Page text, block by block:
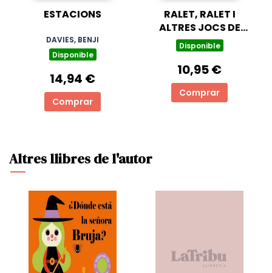
ESTACIONS
DAVIES, BENJI
Disponible
14,94 €
Comprar
RALET, RALET I
ALTRES JOCS DE
FALDA
Disponible
10,95 €
Comprar
Altres llibres de l'autor